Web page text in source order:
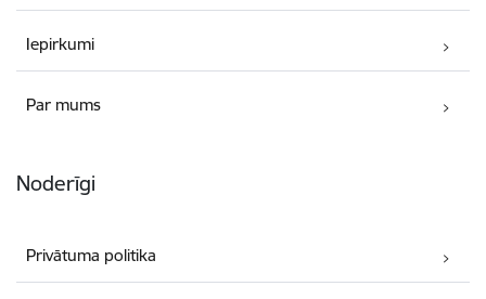
Iepirkumi
Par mums
Noderīgi
Privātuma politika